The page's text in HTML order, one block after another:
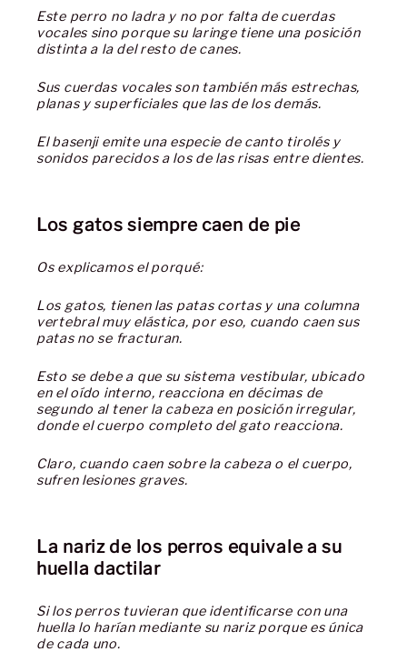
Este perro no ladra y no por falta de cuerdas
vocales sino porque su laringe tiene una posición
distinta a la del resto de canes.
Sus cuerdas vocales son también más estrechas,
planas y superficiales que las de los demás.
El basenji emite una especie de canto tirolés y
sonidos parecidos a los de las risas entre dientes.
Los gatos siempre caen de pie
Os explicamos el porqué:
Los gatos, tienen las patas cortas y una columna
vertebral muy elástica, por eso, cuando caen sus
patas no se fracturan.
Esto se debe a que su sistema vestibular, ubicado
en el oído interno, reacciona en décimas de
segundo al tener la cabeza en posición irregular,
donde el cuerpo completo del gato reacciona.
Claro, cuando caen sobre la cabeza o el cuerpo,
sufren lesiones graves.
La nariz de los perros equivale a su
huella dactilar
Si los perros tuvieran que identificarse con una
huella lo harían mediante su nariz porque es única
de cada uno.